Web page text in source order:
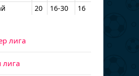
20 16-30 16
лига
лига